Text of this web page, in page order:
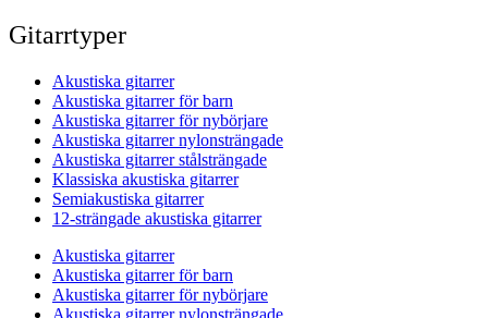
Gitarrtyper
Akustiska gitarrer
Akustiska gitarrer för barn
Akustiska gitarrer för nybörjare
Akustiska gitarrer nylonsträngade
Akustiska gitarrer stålsträngade
Klassiska akustiska gitarrer
Semiakustiska gitarrer
12-strängade akustiska gitarrer
Akustiska gitarrer
Akustiska gitarrer för barn
Akustiska gitarrer för nybörjare
Akustiska gitarrer nylonsträngade